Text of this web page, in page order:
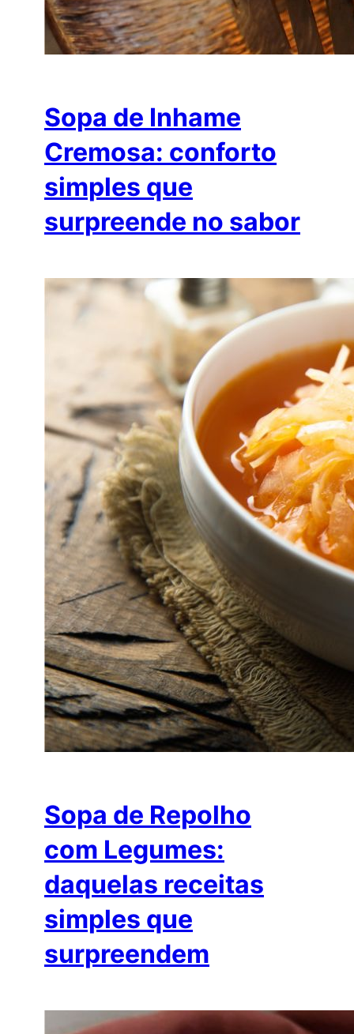
Sopa de Inhame
Cremosa: conforto
simples que
surpreende no sabor
Sopa de Repolho
com Legumes:
daquelas receitas
simples que
surpreendem